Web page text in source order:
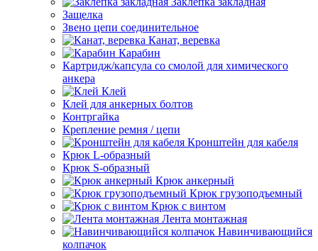
Защелка
Звено цепи соединительное
Канат, веревка
Карабин
Картридж/капсула со смолой для химического
анкера
Клей
Клей для анкерных болтов
Контргайка
Крепление ремня / цепи
Кронштейн для кабеля
Крюк L-образный
Крюк S-образный
Крюк анкерный
Крюк грузоподъемный
Крюк с винтом
Лента монтажная
Навинчивающийся
колпачок